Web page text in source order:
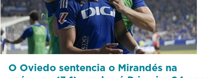
O Oviedo sentencia o Mirandés na